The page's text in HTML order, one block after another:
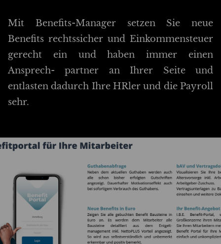
Mit Benefits-Manager setzen Sie neue
Benefits rechtssicher und Einkommensteuer
gerecht ein und haben immer einen
Ansprech- partner an Ihrer Seite und
entlasten dadurch Ihre HRler und die Payroll
sehr.